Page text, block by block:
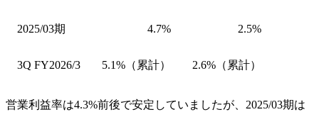
2025/03期 4.7% 2.5%
3Q FY2026/3 5.1%（累計） 2.6%（累計）
営業利益率は4.3%前後で安定していましたが、2025/03期は